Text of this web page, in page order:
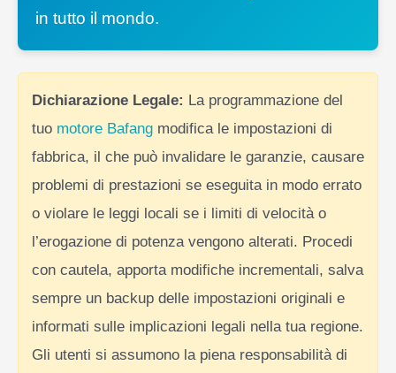
in tutto il mondo.
Dichiarazione Legale: La programmazione del
tuo motore Bafang modifica le impostazioni di
fabbrica, il che può invalidare le garanzie, causare
problemi di prestazioni se eseguita in modo errato
o violare le leggi locali se i limiti di velocità o
l’erogazione di potenza vengono alterati. Procedi
con cautela, apporta modifiche incrementali, salva
sempre un backup delle impostazioni originali e
informati sulle implicazioni legali nella tua regione.
Gli utenti si assumono la piena responsabilità di